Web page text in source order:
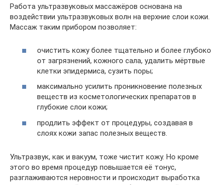
Работа ультразвуковых массажёров основана на
воздействии ультразвуковых волн на верхние слои кожи.
Массаж таким прибором позволяет:
очистить кожу более тщательно и более глубоко
от загрязнений, кожного сала, удалить мёртвые
клетки эпидермиса, сузить поры;
максимально усилить проникновение полезных
веществ из косметологических препаратов в
глубокие слои кожи;
продлить эффект от процедуры, создавая в
слоях кожи запас полезных веществ.
Ультразвук, как и вакуум, тоже чистит кожу. Но кроме
этого во время процедур повышается её тонус,
разглаживаются неровности и происходит выработка